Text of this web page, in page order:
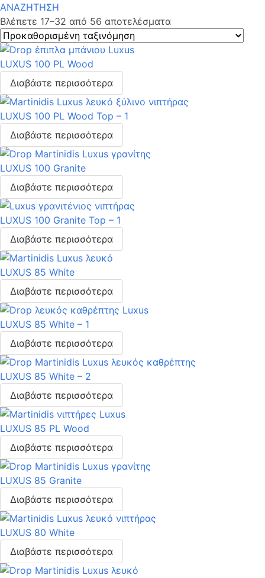
ΑΝΑΖΗΤΗΣΗ
Βλέπετε 17–32 από 56 αποτελέσματα
LUXUS 100 PL Wood
Διαβάστε περισσότερα
LUXUS 100 PL Wood Top – 1
Διαβάστε περισσότερα
LUXUS 100 Granite
Διαβάστε περισσότερα
LUXUS 100 Granite Top – 1
Διαβάστε περισσότερα
LUXUS 85 White
Διαβάστε περισσότερα
LUXUS 85 White – 1
Διαβάστε περισσότερα
LUXUS 85 White – 2
Διαβάστε περισσότερα
LUXUS 85 PL Wood
Διαβάστε περισσότερα
LUXUS 85 Granite
Διαβάστε περισσότερα
LUXUS 80 White
Διαβάστε περισσότερα